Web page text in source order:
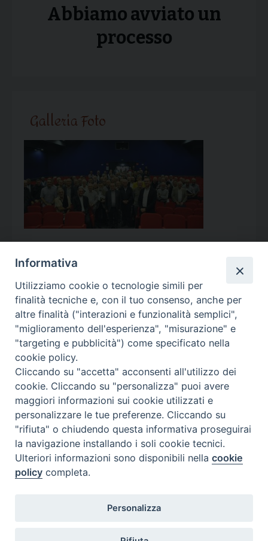
Abbiamo avviato un
processo
Galleria Foto
Calendario Appuntamenti
<< Ago 2026 >>
l m m g v s
d
28
3
4 5 6 7 8
9
10
11 12 13 14 15
17
18 19 21
24 25 26 27 28 29 30
31 1
Informativa
Utilizziamo cookie o tecnologie simili per
finalità tecniche e, con il tuo consenso, anche per
altre finalità ("interazioni e funzionalità semplici",
"miglioramento dell'esperienza", "misurazione" e
"targeting e pubblicità") come specificato nella
cookie policy.
Cliccando su "accetta" acconsenti all'utilizzo dei
cookie. Cliccando su "personalizza" puoi avere
maggiori informazioni sui cookie utilizzati e
personalizzare le tue preferenze. Cliccando su
"rifiuta" o chiudendo questa informativa proseguirai
la navigazione installando i soli cookie tecnici.
Ulteriori informazioni sono disponibili nellacookie
policy completa.
Personalizza